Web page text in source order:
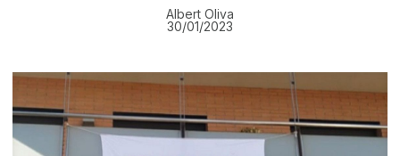
Albert Oliva
30/01/2023